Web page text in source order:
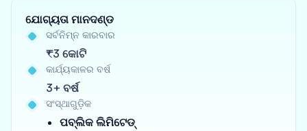
ଯୋଗ୍ୟତା ମାନଦଣ୍ଡ
ସର୍ବନିମ୍ନ କାରବାର
₹3 କୋଟି
କାର୍ଯ୍ୟକାଳର ବର୍ଷ
3+ ବର୍ଷ
ସଂସ୍ଥାଗୁଡ଼ିକ
ପବ୍ଲିକ ଲିମିଟେଡ୍